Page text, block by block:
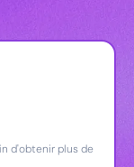
d'obtenir plus de